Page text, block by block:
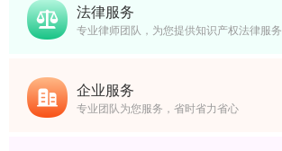
法律服务
专业律师团队，为您提供知识产权法律服务
企业服务
专业团队为您服务，省时省力省心